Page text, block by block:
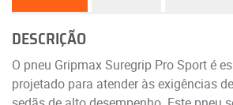
DESCRIÇÃO
O pneu Gripmax Suregrip Pro Sport é
projetado para atender às exigências